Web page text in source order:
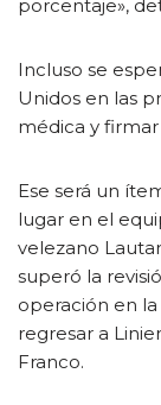
porcentaje»,
Incluso se
Unidos en las
médica y
Ese será un
lugar en el
velezano
superó la
operación en
regresar a
Franco.